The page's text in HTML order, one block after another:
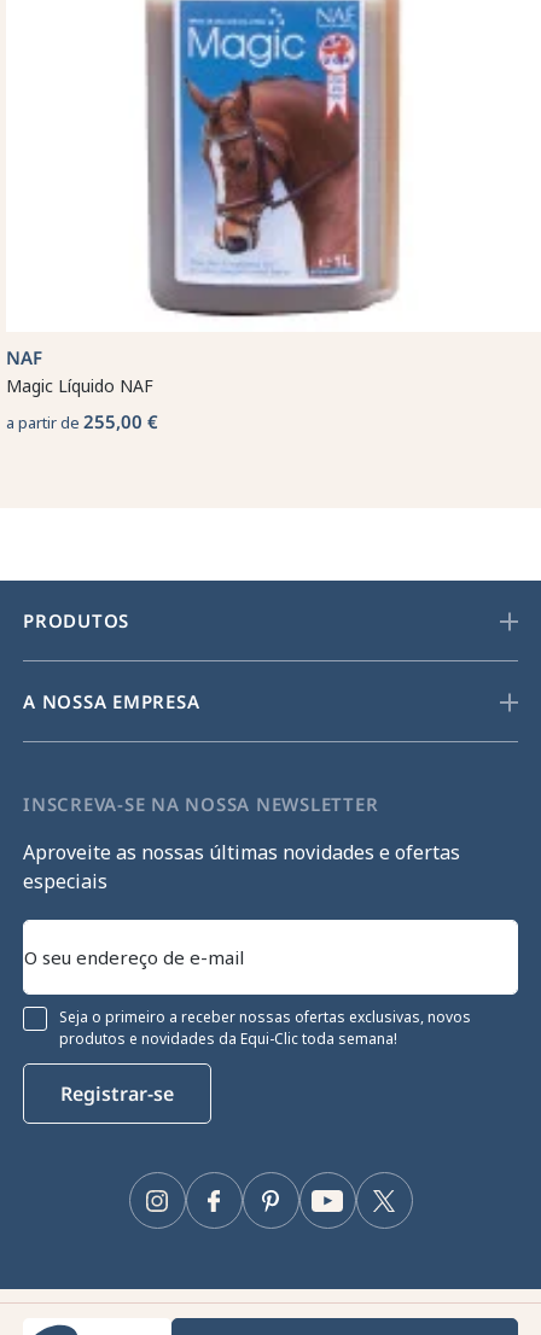
Gestão de cookies
O nosso site utiliza cookies para garantir o seu funcionamento
preferências, clique no botão "Configurar".
Consentimentos certificados por
NAF
Magic Líquido NAF
a partir de 255,00 €
PRODUTOS
A NOSSA EMPRESA
INSCREVA-SE NA NOSSA NEWSLETTER
Aproveite as nossas últimas novidades e ofertas
especiais
Seja o primeiro a receber nossas ofertas exclusivas, novos
produtos e novidades da Equi-Clic toda semana!
Registrar-se
Facebook Twitter
YouTube
Pinterest
Instagram
Equiclic © 2026